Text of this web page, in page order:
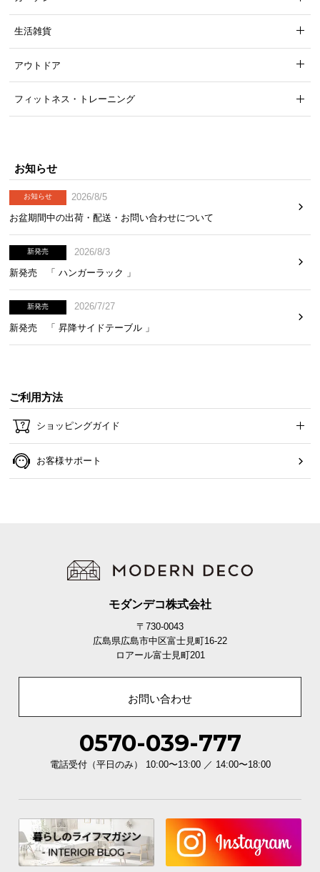
生活雑貨
アウトドア
フィットネス・トレーニング
お知らせ
お知らせ
2026/8/5
お盆期間中の出荷・配送・お問い合わせについて
新発売
2026/8/3
新発売 「 ハンガーラック 」
新発売
2026/7/27
新発売 「 昇降サイドテーブル 」
ご利用方法
ショッピングガイド
お客様サポート
モダンデコ株式会社
〒730-0043
広島県広島市中区富士見町16-22
ロアール富士見町201
お問い合わせ
0570-039-777
電話受付（平日のみ） 10:00〜13:00 ／ 14:00〜18:00